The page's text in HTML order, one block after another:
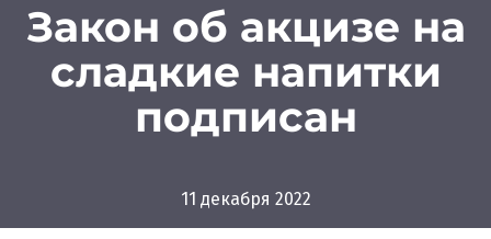
Закон об акцизе на
сладкие напитки
подписан
11 декабря 2022